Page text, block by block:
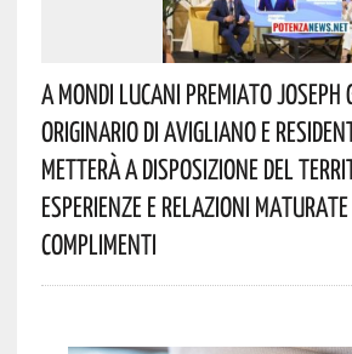
A Mondi Lucani Premiato Joseph
Originario Di Avigliano E
Metterà A Disposizione Del
Esperienze E Relazioni
Complimenti